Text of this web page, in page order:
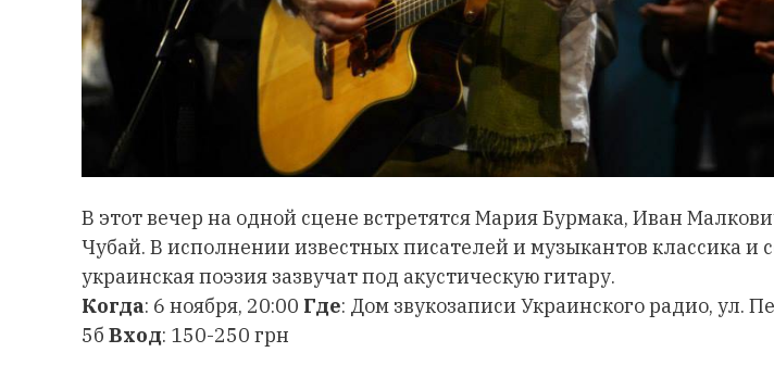
В этот вечер на одной сцене встретятся Мария Бурмака, Иван
Чубай. В исполнении известных писателей и музыкантов классика и
украинская поэзия зазвучат под акустическую гитару.
Когда: 6 ноября, 20:00 Где: Дом звукозаписи Украинского радио, ул.
5б Вход: 150-250 грн